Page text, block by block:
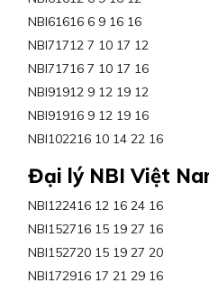
NBI61616 6 9 16 16
NBI71712 7 10 17 12
NBI71716 7 10 17 16
NBI91912 9 12 19 12
NBI91916 9 12 19 16
NBI102216 10 14 22 16
Đại lý NBI Việt
NBI122416 12 16 24 16
NBI152716 15 19 27 16
NBI152720 15 19 27 20
NBI172916 17 21 29 16